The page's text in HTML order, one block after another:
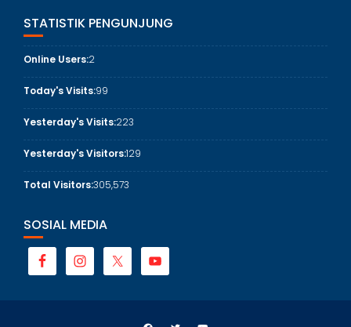
STATISTIK PENGUNJUNG
Online Users:2
Today's Visits:99
Yesterday's Visits:223
Yesterday's Visitors:129
Total Visitors:305,573
SOSIAL MEDIA